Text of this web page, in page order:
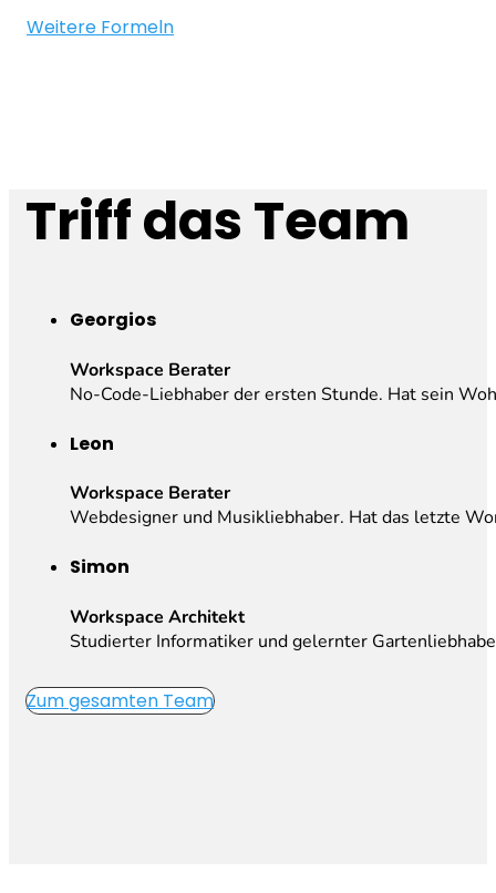
Weitere Formeln
Triff dasTeam
Georgios
Workspace Berater
No-Code-Liebhaber der ersten Stunde. Hat sein
Leon
Workspace Berater
Webdesigner und Musikliebhaber. Hat das letzte
Simon
Workspace Architekt
Studierter Informatiker und gelernter
Zum gesamten Team